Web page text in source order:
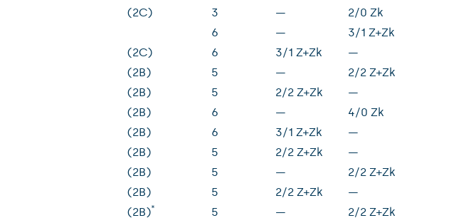
(2C) 3 — 2/0 Zk
6 — 3/1 Z+Zk
(2C) 6 3/1 Z+Zk —
(2B) 5 — 2/2 Z+Zk
(2B) 5 2/2 Z+Zk —
(2B) 6 — 4/0 Zk
(2B) 6 3/1 Z+Zk —
(2B) 5 2/2 Z+Zk —
(2B) 5 — 2/2 Z+Zk
(2B) 5 2/2 Z+Zk —
(2B)* 5 — 2/2 Z+Zk